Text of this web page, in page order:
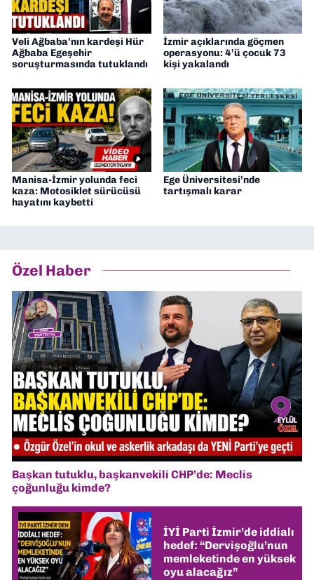
Veli Ağbaba’nın kardeşi Hür
Ağbaba Egeşehir
soruşturmasında tutuklandı
İzmir açıklarında göçmen
operasyonu: 4’ü çocuk 73
kişi yakalandı
Manisa-İzmir yolunda feci
kaza: Motosiklet sürücüsü
hayatını kaybetti
Ege Üniversitesi’nde
tartışmalı karar
Özel Haber
Başkan tutuklu, başkanvekili CHP’de: Meclis
çoğunluğu kimde?
İYİ Parti İzmir’de iddialı
hedef: “Dervişoğlu’nun
memleketinde en yüksek
oyu alacağız”